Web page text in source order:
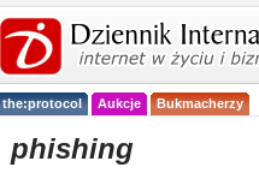
the:protocol Aukcje Bukmacherzy
phishing